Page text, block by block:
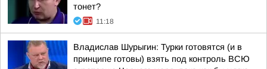
тонет?
11:18
Владислав Шурыгин: Турки готовятся (и в
принципе готовы) взять под контроль ВСЮ